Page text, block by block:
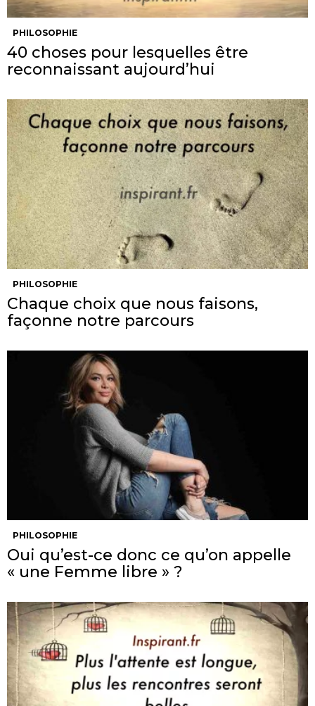
PHILOSOPHIE
40 choses pour lesquelles être
reconnaissant aujourd’hui
PHILOSOPHIE
Chaque choix que nous faisons,
façonne notre parcours
PHILOSOPHIE
Oui qu’est-ce donc ce qu’on appelle
« une Femme libre » ?